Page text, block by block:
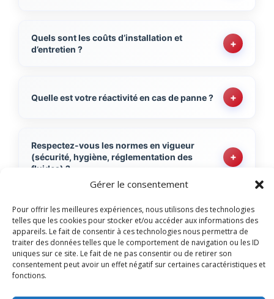
Gérer le consentement
Pour offrir les meilleures expériences, nous utilisons des technologies
telles que les cookies pour stocker et/ou accéder aux informations des
appareils. Le fait de consentir à ces technologies nous permettra de
traiter des données telles que le comportement de navigation ou les ID
uniques sur ce site. Le fait de ne pas consentir ou de retirer son
consentement peut avoir un effet négatif sur certaines caractéristiques et
fonctions.
Quels sont les coûts d’installation et
d’entretien ?
+
Quelle est votre réactivité en cas de panne ? +
Respectez-vous les normes en vigueur
(sécurité, hygiène, réglementation des
fluides) ?
+
Quels types d’équipements installez-vous ? +
Proposez-vous des contrats de
maintenance ?
+